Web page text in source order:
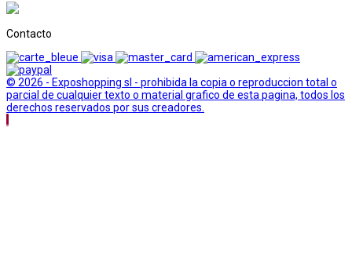
Contacto
© 2026 - Exposhopping sl - prohibida la copia o reproduccion total o
parcial de cualquier texto o material grafico de esta pagina, todos los
derechos reservados por sus creadores.